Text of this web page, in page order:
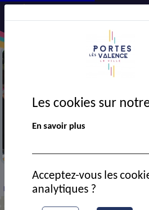
> VIE MUNICIPALE > Ressources
Marché artisanal au profit de Flor' à vie
Les cookies sur
En savoir plus
Acceptez-vous les
analytiques ?